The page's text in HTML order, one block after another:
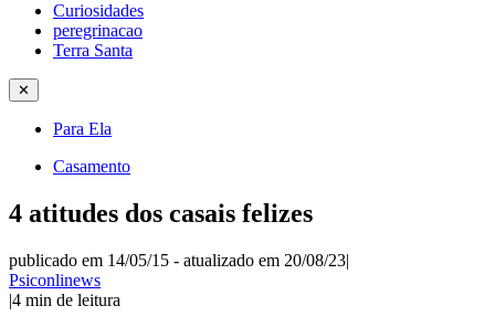
Curiosidades
peregrinacao
Terra Santa
✕
Para Ela
Casamento
4 atitudes dos casais felizes
publicado em 14/05/15 - atualizado em 20/08/23|
Psiconlinews
|4 min de leitura